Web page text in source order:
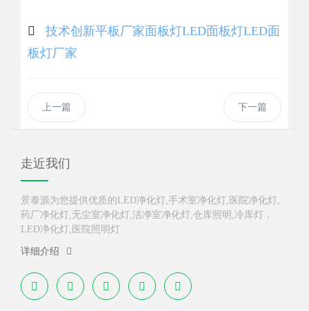
技术创新平板厂家面板灯LED面板灯LED面
板灯厂家
上一篇 下一篇
走近我们
景泰源为您提供优质的LED净化灯,手术室净化灯,医院净化灯,
药厂净化灯,无尘室净化灯,洁净室净化灯,仓库照明,冷库灯，
LED净化灯,医院照明灯
详细介绍